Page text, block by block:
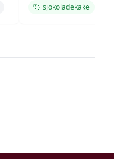
sjokoladekake